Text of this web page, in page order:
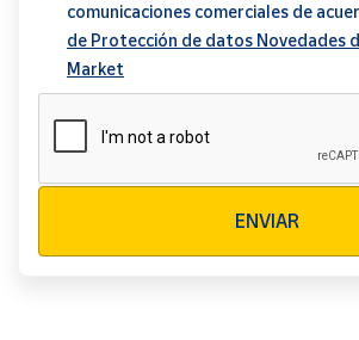
comunicaciones comerciales de
de Protección de datos Novedades
Market
ENVIAR